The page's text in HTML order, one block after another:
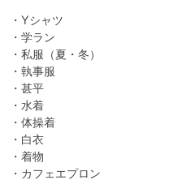
・Yシャツ
・学ラン
・私服（夏・冬）
・執事服
・甚平
・水着
・体操着
・白衣
・着物
・カフェエプロン